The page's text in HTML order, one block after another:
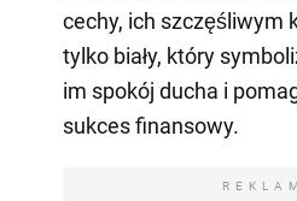
cechy, ich szczęśliwym
tylko biały, który
im spokój ducha i
sukces finansowy.